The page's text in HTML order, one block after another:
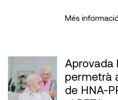
Més
Aprovada
permetrà
de HNA-